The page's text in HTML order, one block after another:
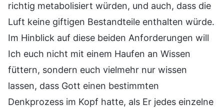
richtig metabolisiert würden, und auch, dass die
Luft keine giftigen Bestandteile enthalten würde.
Im Hinblick auf diese beiden Anforderungen will
Ich euch nicht mit einem Haufen an Wissen
füttern, sondern euch vielmehr nur wissen
lassen, dass Gott einen bestimmten
Denkprozess im Kopf hatte, als Er jedes einzelne